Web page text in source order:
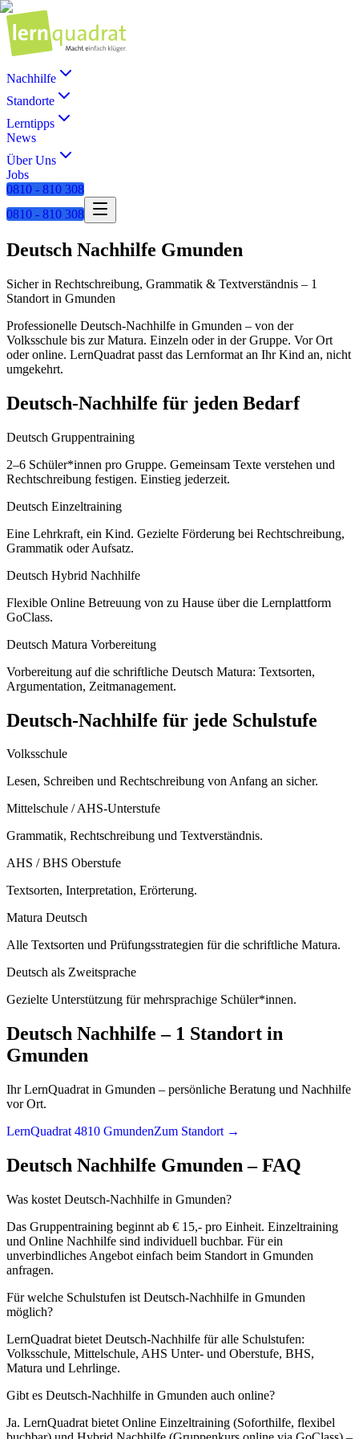
Nachhilfe
Standorte
Lerntipps
News
Über Uns
Jobs
0810 - 810 308
0810 - 810 308
Deutsch Nachhilfe Gmunden
Sicher in Rechtschreibung, Grammatik & Textverständnis – 1
Standort in Gmunden
Professionelle Deutsch-Nachhilfe in Gmunden – von der
Volksschule bis zur Matura. Einzeln oder in der Gruppe. Vor Ort
oder online. LernQuadrat passt das Lernformat an Ihr Kind an, nicht
umgekehrt.
Deutsch-Nachhilfe für jeden Bedarf
Deutsch Gruppentraining
2–6 Schüler*innen pro Gruppe. Gemeinsam Texte verstehen und
Rechtschreibung festigen. Einstieg jederzeit.
Deutsch Einzeltraining
Eine Lehrkraft, ein Kind. Gezielte Förderung bei Rechtschreibung,
Grammatik oder Aufsatz.
Deutsch Hybrid Nachhilfe
Flexible Online Betreuung von zu Hause über die Lernplattform
GoClass.
Deutsch Matura Vorbereitung
Vorbereitung auf die schriftliche Deutsch Matura: Textsorten,
Argumentation, Zeitmanagement.
Deutsch-Nachhilfe für jede Schulstufe
Volksschule
Lesen, Schreiben und Rechtschreibung von Anfang an sicher.
Mittelschule / AHS-Unterstufe
Grammatik, Rechtschreibung und Textverständnis.
AHS / BHS Oberstufe
Textsorten, Interpretation, Erörterung.
Matura Deutsch
Alle Textsorten und Prüfungsstrategien für die schriftliche Matura.
Deutsch als Zweitsprache
Gezielte Unterstützung für mehrsprachige Schüler*innen.
Deutsch Nachhilfe – 1 Standort in
Gmunden
Ihr LernQuadrat in Gmunden – persönliche Beratung und Nachhilfe
vor Ort.
LernQuadrat 4810 GmundenZum Standort →
Deutsch Nachhilfe Gmunden – FAQ
Was kostet Deutsch-Nachhilfe in Gmunden?
Das Gruppentraining beginnt ab € 15,- pro Einheit. Einzeltraining
und Online Nachhilfe sind individuell buchbar. Für ein
unverbindliches Angebot einfach beim Standort in Gmunden
anfragen.
Für welche Schulstufen ist Deutsch-Nachhilfe in Gmunden
möglich?
LernQuadrat bietet Deutsch-Nachhilfe für alle Schulstufen:
Volksschule, Mittelschule, AHS Unter- und Oberstufe, BHS,
Matura und Lehrlinge.
Gibt es Deutsch-Nachhilfe in Gmunden auch online?
Ja. LernQuadrat bietet Online Einzeltraining (Soforthilfe, flexibel